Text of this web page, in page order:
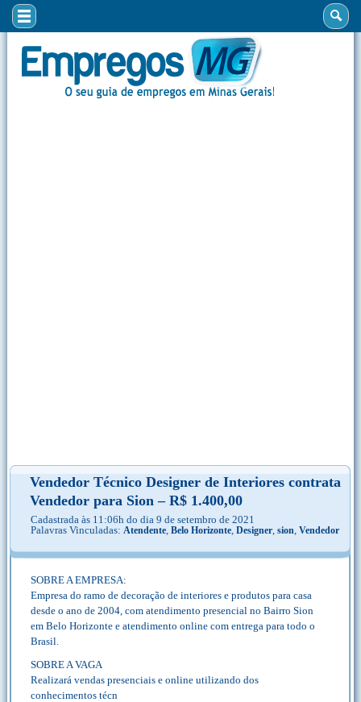
Vendedor Técnico Designer de Interiores contrata
Vendedor para Sion – R$ 1.400,00
Cadastrada às 11:06h do dia 9 de setembro de 2021
Palavras Vinculadas: Atendente, Belo Horizonte, Designer, sion, Vendedor
SOBRE A EMPRESA:
Empresa do ramo de decoração de interiores e produtos para casa
desde o ano de 2004, com atendimento presencial no Bairro Sion
em Belo Horizonte e atendimento online com entrega para todo o
Brasil.
SOBRE A VAGA
Realizará vendas presenciais e online utilizando dos
conhecimentos técn